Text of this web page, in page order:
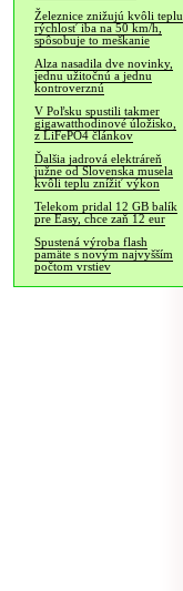
Železnice znižujú kvôli teplu
rýchlosť iba na 50 km/h,
spôsobuje to meškanie
Alza nasadila dve novinky,
jednu užitočnú a jednu
kontroverznú
V Poľsku spustili takmer
gigawatthodinové úložisko,
z LiFePO4 článkov
Ďalšia jadrová elektráreň
južne od Slovenska musela
kvôli teplu znížiť výkon
Telekom pridal 12 GB balík
pre Easy, chce zaň 12 eur
Spustená výroba flash
pamäte s novým najvyšším
počtom vrstiev